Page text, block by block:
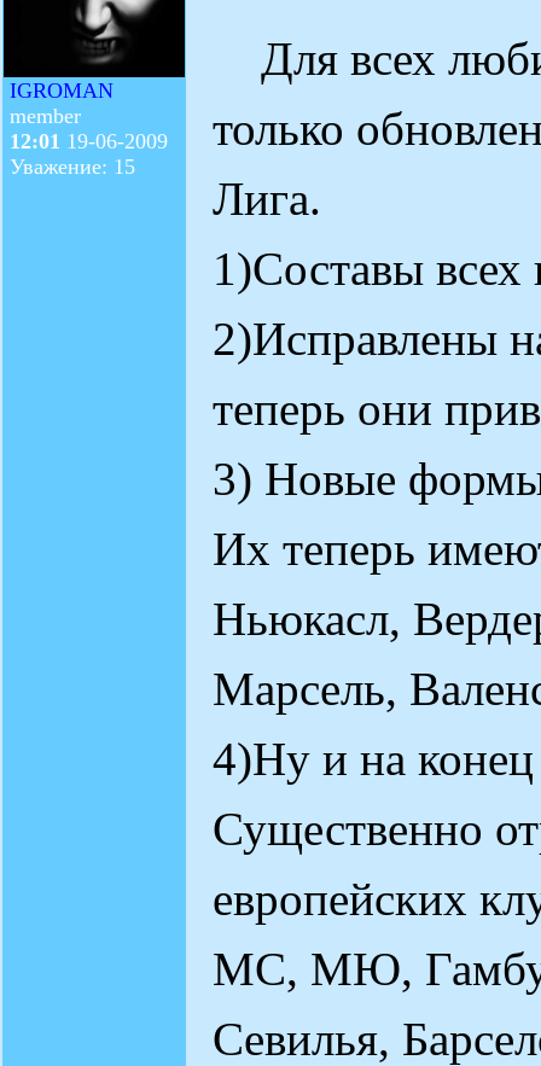
IGROMAN
member
12:01 19-06-2009
Уважение: 15
Для всех
только
Лига.
1)Составы
2)Исправлены
теперь они
3) Новые
Их теперь
Ньюкасл,
Марсель,
4)Ну и на конец
Существенно
европейских
МС, МЮ,
Севилья,